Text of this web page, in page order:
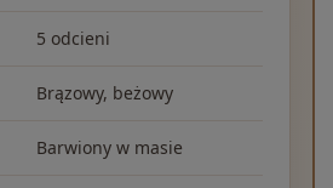
5 odcieni
Brązowy, beżowy
Barwiony w masie